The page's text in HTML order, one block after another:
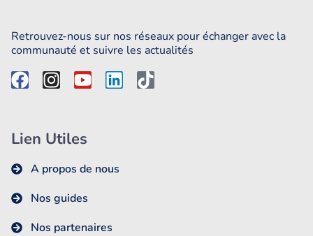
Retrouvez-nous sur nos réseaux pour échanger avec la
communauté et suivre les actualités
Lien Utiles
A propos de nous
Nos guides
Nos partenaires